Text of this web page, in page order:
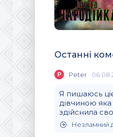
Останні
P Peter
Я пишаюсь
дівчиною
здійснила
Незламний